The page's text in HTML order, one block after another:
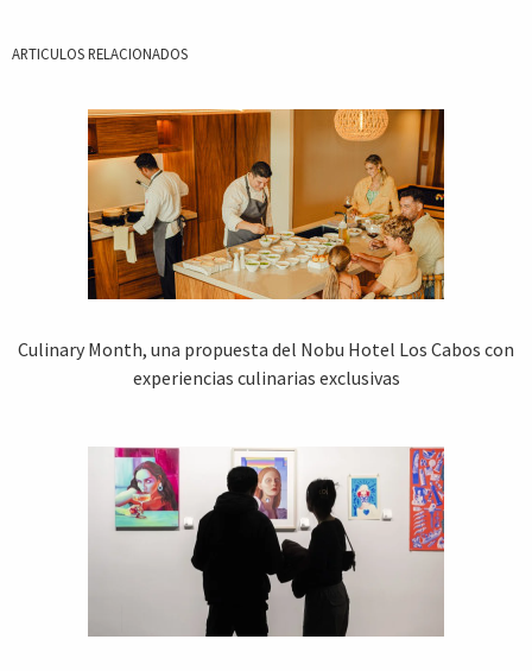
ARTICULOS RELACIONADOS
Culinary Month, una propuesta del Nobu Hotel Los Cabos con
experiencias culinarias exclusivas